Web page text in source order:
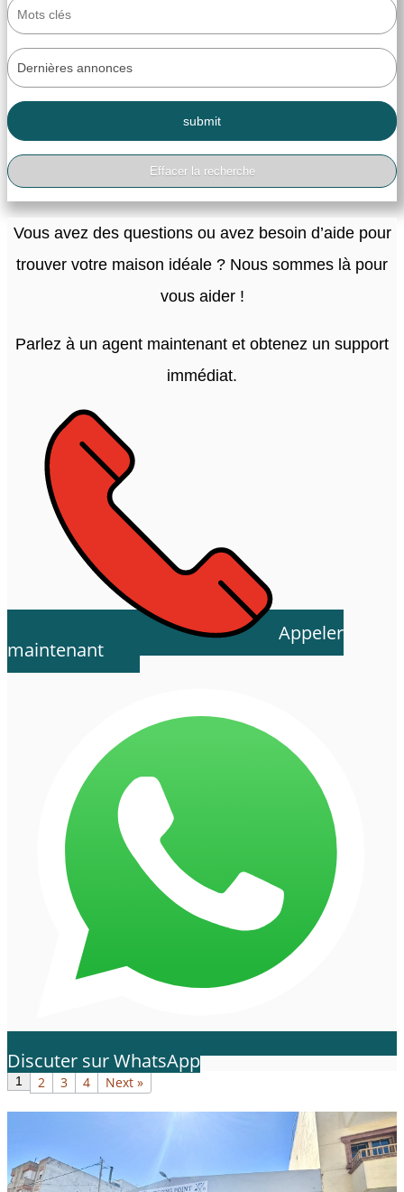
Vous avez des questions ou avez besoin d’aide pour
trouver votre maison idéale ? Nous sommes là pour
vous aider !
Parlez à un agent maintenant et obtenez un support
immédiat.
Appeler
maintenant
Discuter sur WhatsApp
1 2 3 4 Next »